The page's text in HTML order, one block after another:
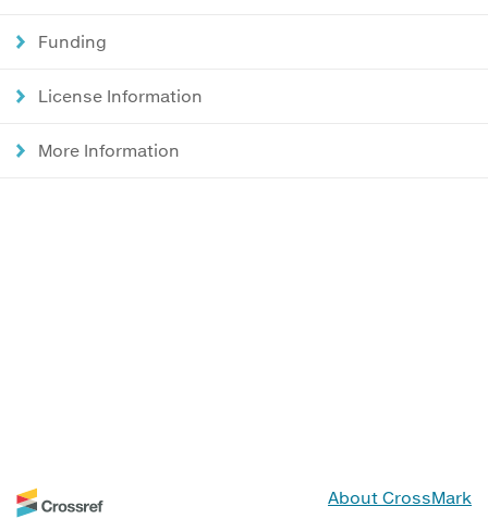
Funding
License Information
More Information
About CrossMark